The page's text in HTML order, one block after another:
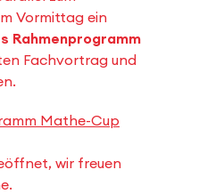
Vormittag ein
Rahmenprogramm
Fachvortrag und
Mathe-Cup
wir freuen